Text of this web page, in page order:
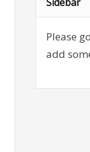
Please
add